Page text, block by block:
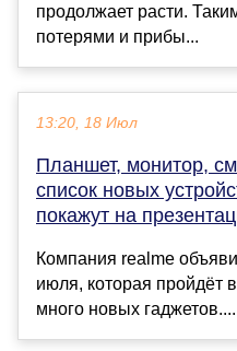
продолжает расти.
потерями и прибы...
13:20, 18 Июл
Планшет, монитор,
список новых
покажут на
Компания realme
июля, которая пройдёт
много новых гаджетов....